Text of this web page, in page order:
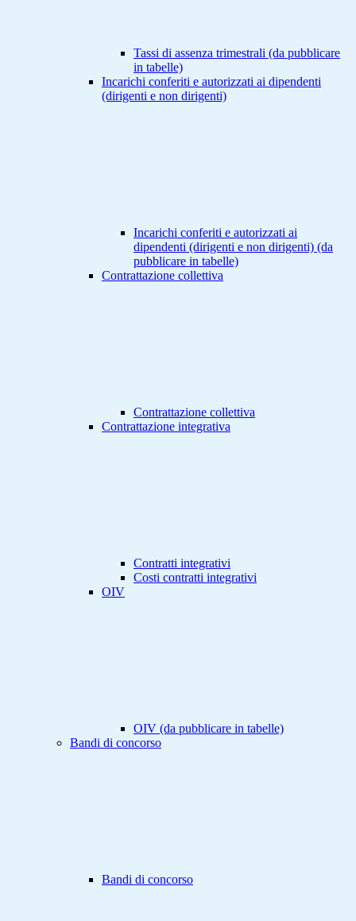
Tassi di assenza trimestrali (da pubblicare
in tabelle)
Incarichi conferiti e autorizzati ai dipendenti
(dirigenti e non dirigenti)
Incarichi conferiti e autorizzati ai
dipendenti (dirigenti e non dirigenti) (da
pubblicare in tabelle)
Contrattazione collettiva
Contrattazione collettiva
Contrattazione integrativa
Contratti integrativi
Costi contratti integrativi
OIV
OIV (da pubblicare in tabelle)
Bandi di concorso
Bandi di concorso